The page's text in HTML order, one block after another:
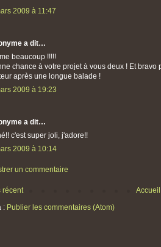
2009 à 11:47
a dit…
beaucoup !!!!!
chance à votre projet à vous deux ! Et
après une longue balade !
2009 à 19:23
a dit…
c'est super joli, j'adore!!
2009 à 10:14
un commentaire
récent
Accueil
: Publier les commentaires (Atom)